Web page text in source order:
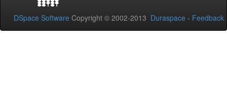
DSpace Software Copyright © 2002-2013 Duraspace - Feedback